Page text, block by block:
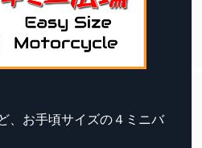
、お手頃サイズの４ミニバ